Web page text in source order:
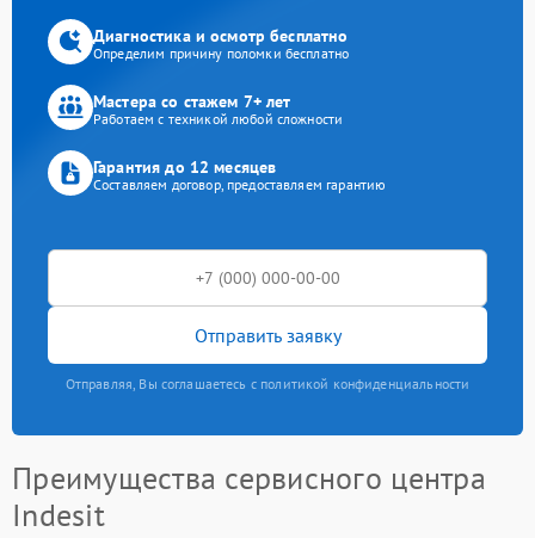
Диагностика и осмотр бесплатно
Определим причину поломки бесплатно
Мастера со стажем 7+ лет
Работаем с техникой любой сложности
Гарантия до 12 месяцев
Составляем договор, предоставляем гарантию
Отправить заявку
Отправляя, Вы соглашаетесь с политикой конфиденциальности
Преимущества сервисного центра
Indesit